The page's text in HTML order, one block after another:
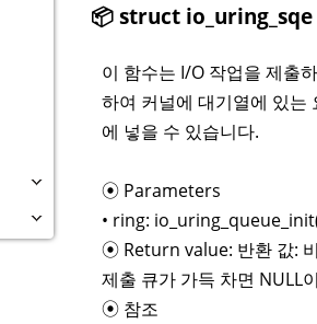
📦 struct
이 함수는 I/O 작업을 제출
하여 커널에 대기열에 있는
에 넣을 수 있습니다.
⦿ Parameters
• ring:
⦿ Return value: 반환 값:
제출 큐가 가득 차면 NULL
⦿ 참조